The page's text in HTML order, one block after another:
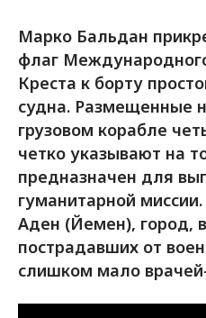
Марко Бальдан
флаг
Креста к борту
судна. Размещенные
грузовом корабле
четко указывают на
предназначен для
гуманитарной
Аден (Йемен), город,
пострадавших от
слишком мало